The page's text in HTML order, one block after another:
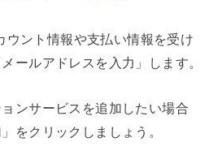
ウント情報や支払い情報を受け
ールアドレスを入力」します。
ンサービスを追加したい場合
をクリックしましょう。